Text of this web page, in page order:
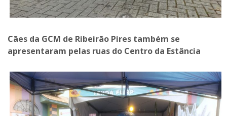
Cães da GCM de Ribeirão Pires também se
apresentaram pelas ruas do Centro da Estância